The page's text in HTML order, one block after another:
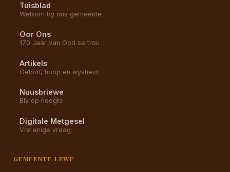
Tuisblad
Welkom by ons gemeente
Oor Ons
170 Jaar van God se trou
Artikels
Geloof, hoop en wysheid
Nuusbriewe
Bly op hoogte
Digitale Metgesel
Vra enige vraag
GEMEENTE LEWE